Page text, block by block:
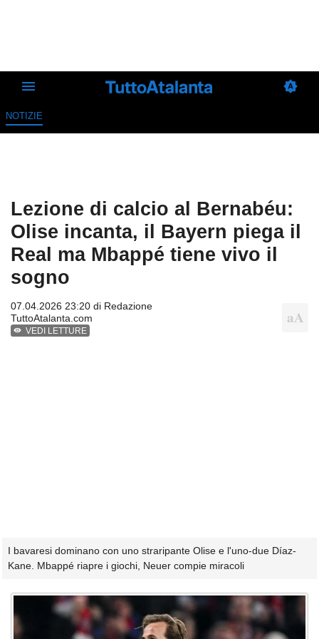
NOTIZIE
Lezione di calcio al Bernabéu:
Olise incanta, il Bayern piega il
Real ma Mbappé tiene vivo il
sogno
07.04.2026 23:20 di Redazione
TuttoAtalanta.com
VEDI LETTURE
I bavaresi dominano con uno straripante Olise e l'uno-due Díaz-
Kane. Mbappé riapre i giochi, Neuer compie miracoli